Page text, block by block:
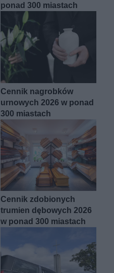
ponad 300 miastach
Cennik nagrobków
urnowych 2026 w ponad
300 miastach
Cennik zdobionych
trumien dębowych 2026
w ponad 300 miastach